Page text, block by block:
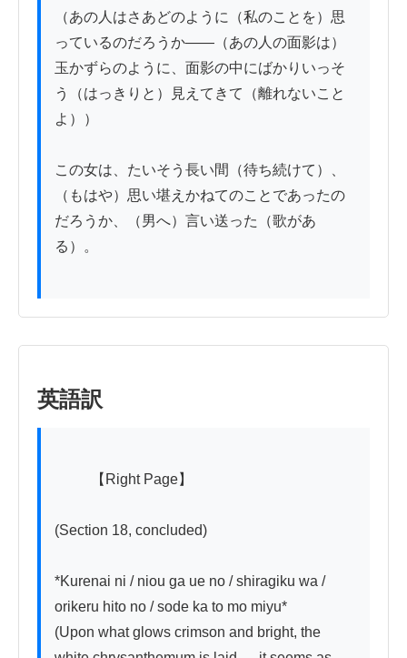
（あの人はさあどのように（私のことを）思
っているのだろうか――（あの人の面影は）
玉かずらのように、面影の中にばかりいっそ
う（はっきりと）見えてきて（離れないこと
よ））
この女は、たいそう長い間（待ち続けて）、
（もはや）思い堪えかねてのことであったの
だろうか、（男へ）言い送った（歌があ
る）。
英語訳
(Section 18, concluded)
*Kurenai ni / niou ga ue no / shiragiku wa /
orikeru hito no / sode ka to mo miyu*
(Upon what glows crimson and bright, the